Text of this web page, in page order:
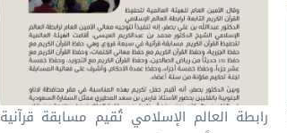
رابطة العالم الإسلامي تُقيم مسابقة قرآنية